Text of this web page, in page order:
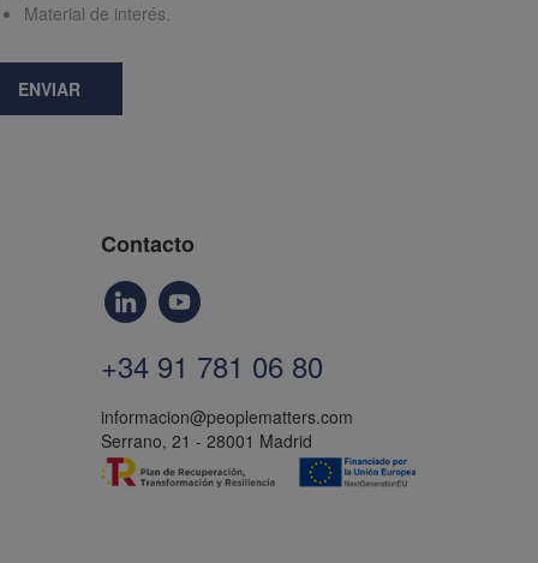
Material de interés.
ENVIAR
Contacto
+34 91 781 06 80
informacion@peoplematters.com
Serrano, 21 - 28001 Madrid